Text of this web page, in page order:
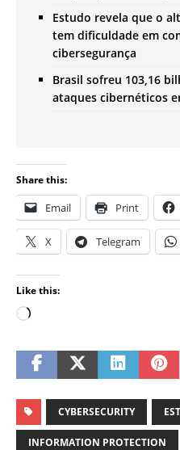
Estudo revela que o
tem dificuldade em
cibersegurança
Brasil sofreu 103,16
ataques cibernéticos
Share this:
Email Print
X Telegram
Like this:
CYBERSECURITY
INFORMATION PROTECTION